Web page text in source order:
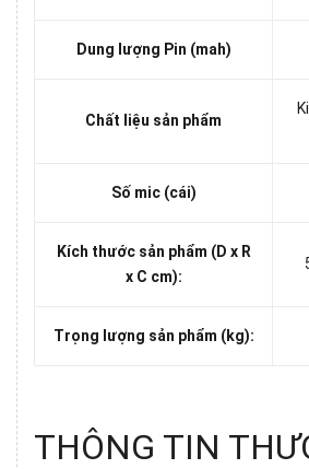
Dung lượng Pin (mah)
Chất liệu sản phẩm
Số mic (cái)
Kích thước sản phẩm (D x R
x C cm):
Trọng lượng sản phẩm (kg):
THÔNG TIN